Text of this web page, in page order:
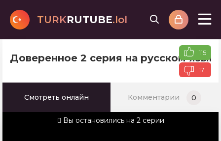
TURKRUTUBE.lol
Доверенное 2 серия на русском 115
17
Смотреть онлайн Комментарии 0
Вы остановились на 2 серии